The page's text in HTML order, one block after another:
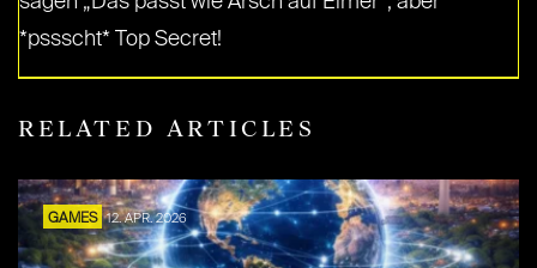
*pssscht* Top Secret!
RELATED ARTICLES
GAMES 12. APR. 2026